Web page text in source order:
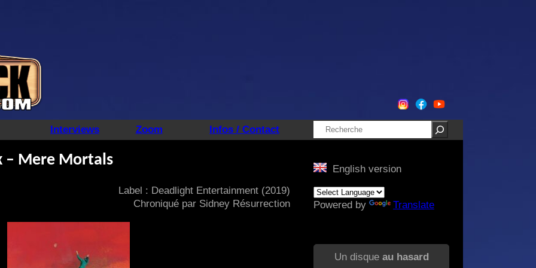
Interviews Zoom Infos / Contact Rechercher
– Mere Mortals
Label : Deadlight Entertainment (2019)
Chroniqué par Sidney Résurrection
English version
Powered by Translate
Un disque au hasard